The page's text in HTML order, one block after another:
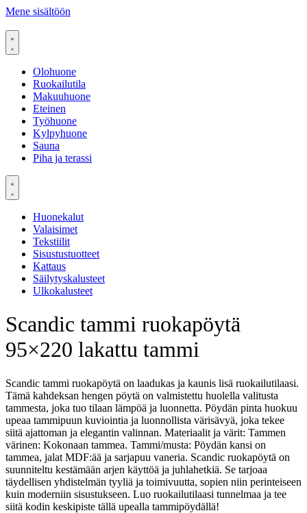
Mene sisältöön
Olohuone
Ruokailutila
Makuuhuone
Eteinen
Työhuone
Kylpyhuone
Sauna
Piha ja terassi
Huonekalut
Valaisimet
Tekstiilit
Sisustustuotteet
Kattaus
Säilytyskalusteet
Ulkokalusteet
Scandic tammi ruokapöytä
95×220 lakattu tammi
Scandic tammi ruokapöytä on laadukas ja kaunis lisä ruokailutilaasi.
Tämä kahdeksan hengen pöytä on valmistettu huolella valitusta
tammesta, joka tuo tilaan lämpöä ja luonnetta. Pöydän pinta huokuu
upeaa tammipuun kuviointia ja luonnollista värisävyä, joka tekee
siitä ajattoman ja elegantin valinnan. Materiaalit ja värit: Tammen
värinen: Kokonaan tammea. Tammi/musta: Pöydän kansi on
tammea, jalat MDF:ää ja sarjapuu vaneria. Scandic ruokapöytä on
suunniteltu kestämään arjen käyttöä ja juhlahetkiä. Se tarjoaa
täydellisen yhdistelmän tyyliä ja toimivuutta, sopien niin perinteiseen
kuin moderniin sisustukseen. Luo ruokailutilaasi tunnelmaa ja tee
siitä kodin keskipiste tällä upealla tammipöydällä!